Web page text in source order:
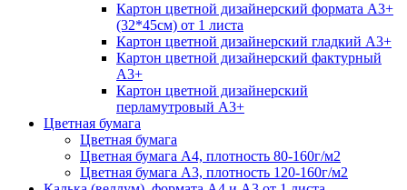
Картон цветной дизайнерский формата А3+
(32*45см) от 1 листа
Картон цветной дизайнерский гладкий А3+
Картон цветной дизайнерский фактурный
А3+
Картон цветной дизайнерский
перламутровый А3+
Цветная бумага
Цветная бумага
Цветная бумага А4, плотность 80-160г/м2
Цветная бумага А3, плотность 120-160г/м2